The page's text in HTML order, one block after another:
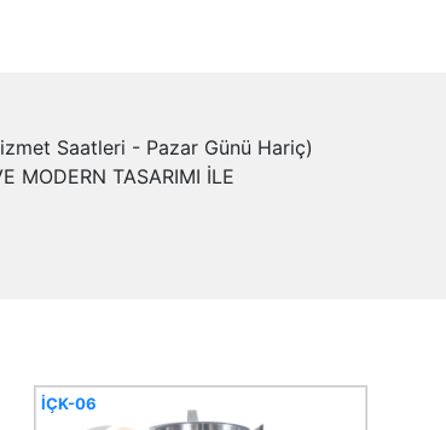
Saatleri - Pazar Günü Hariç)
MODERN TASARIMI İLE
İÇK-06